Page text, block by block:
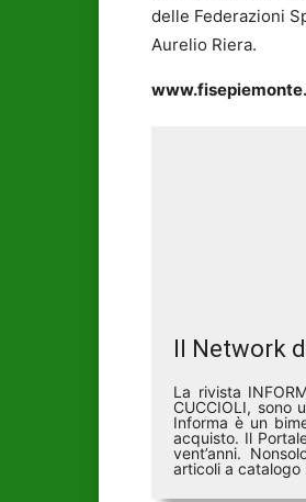
delle Federazioni
Aurelio Riera.
Il Network
La rivista
CUCCIOLI, sono
Informa è un
acquisto. Il
vent’anni.
articoli a catalogo